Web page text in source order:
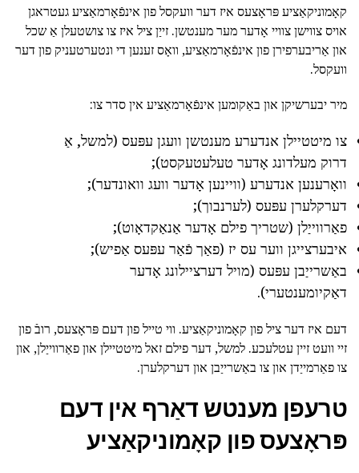
קאָמוניקאַציע פּראָצעס איז דער וועקסל פון אינפֿאָרמאַציע געטראגן
אויס צווישן צוויי אָדער מער מענטשן. זייַן ציל איז צו צושטעלן אַ שכל
און אַריבערפירן פון אינפֿאָרמאַציע, וואָס זענען די ונטערטעניק פון דער
וועקסל.
מיר יבערשיקן און באַקומען אינפֿאָרמאַציע אין סדר צו:
צו מיטטיילן אנדערע מענטשן וועגן עפּעס (למשל, אַ
דרוק מעלדונג אָדער טעלעטעקסט);
וואָרענען אנדערע (וויינען אָדער וועג וואונדער);
דערקלערן עפּעס (לערנבוך);
פאַרווייַלן (שטריך פילם אָדער אַנאַקדאָוט);
איבערצייגן ווער עס יז (פאַך פֿאַר עפּעס אַפיש);
באַשרייַבן עפּעס (מויל דערציילונג אָדער
דאַקיומענטערי).
דעם איז דער ציל פון קאָמוניקאַציע. ווי טייל פון דעם פּראָצעס, רובֿ פון
זיי וועט זיין עטלעכע. למשל, דער פילם זאל מיטטיילן און פאַרווייַלן, און
צו פאַרמייַדן און צו באַשרייַבן און דערקלערן.
טרעפן מענטש דאַרף אין דעם
פּראָצעס פון קאָמוניקאַציע